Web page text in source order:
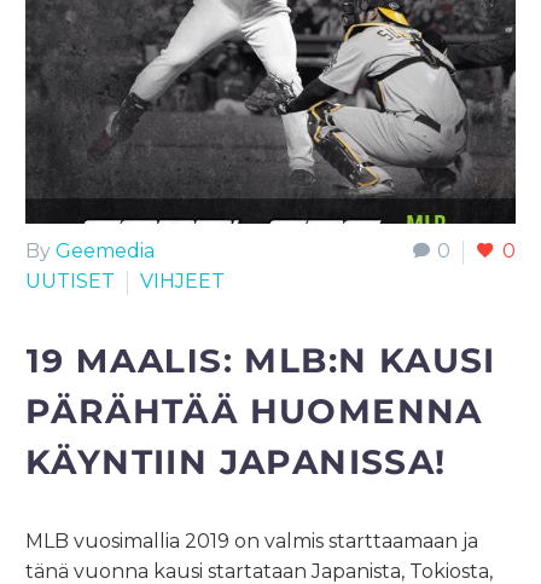
0 0
By Geemedia
UUTISET
VIHJEET
19 MAALIS: MLB:N KAUSI
PÄRÄHTÄÄ HUOMENNA
KÄYNTIIN JAPANISSA!
MLB vuosimallia 2019 on valmis starttaamaan ja
tänä vuonna kausi startataan Japanista, Tokiosta,